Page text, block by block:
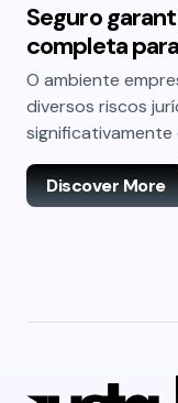
Seguro
completa
O ambiente
diversos riscos
significativamente
Discover More